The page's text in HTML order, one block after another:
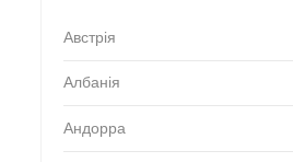
Австрія
Албанія
Андорра